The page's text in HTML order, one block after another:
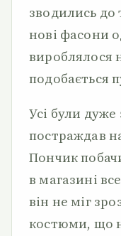
зводились до
нові фасони
вироблялося
подобається
Усі були
постраждав
Пончик
в магазині
він не міг
костюми, що